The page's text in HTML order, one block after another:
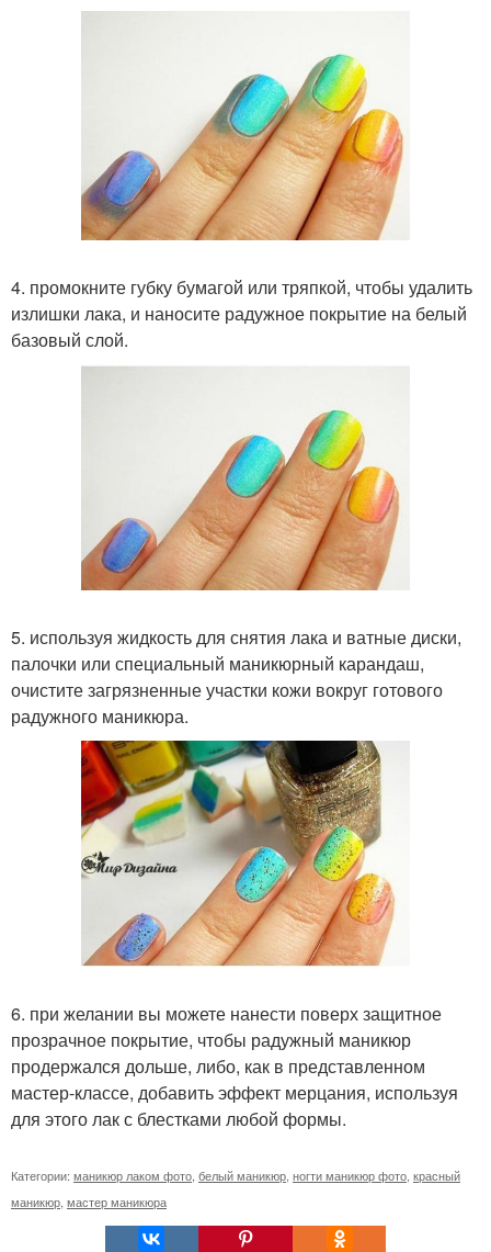
4. промокните губку бумагой или тряпкой, чтобы удалить
излишки лака, и наносите радужное покрытие на белый
базовый слой.
5. используя жидкость для снятия лака и ватные диски,
палочки или специальный маникюрный карандаш,
очистите загрязненные участки кожи вокруг готового
радужного маникюра.
6. при желании вы можете нанести поверх защитное
прозрачное покрытие, чтобы радужный маникюр
продержался дольше, либо, как в представленном
мастер-классе, добавить эффект мерцания, используя
для этого лак с блестками любой формы.
Категории: маникюр лаком фото белый маникюр ногти маникюр фото красный
маникюр мастер маникюра